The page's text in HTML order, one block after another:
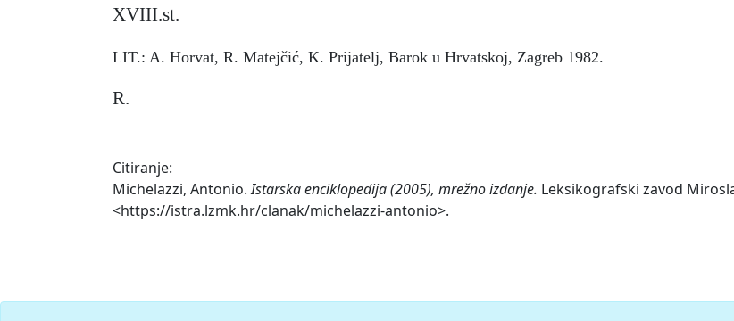
XVIII.st.
LIT.: A. Horvat, R. Matejčić, K. Prijatelj, Barok u Hrvatskoj, Zagreb 1982.
R.
Citiranje:
Michelazzi, Antonio.Istarska enciklopedija (2005), mrežno izdanje. Leksikografski zavod
<https://istra.lzmk.hr/clanak/michelazzi-antonio>.